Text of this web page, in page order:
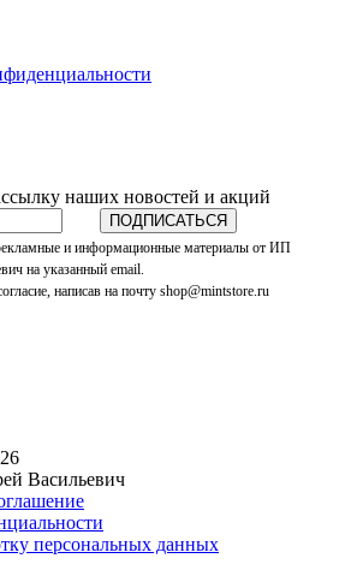
наших новостей и акций
ПОДПИСАТЬСЯ
и информационные материалы от ИП
на указанный email.
написав на почту shop@mintstore.ru
Васильевич
персональных данных